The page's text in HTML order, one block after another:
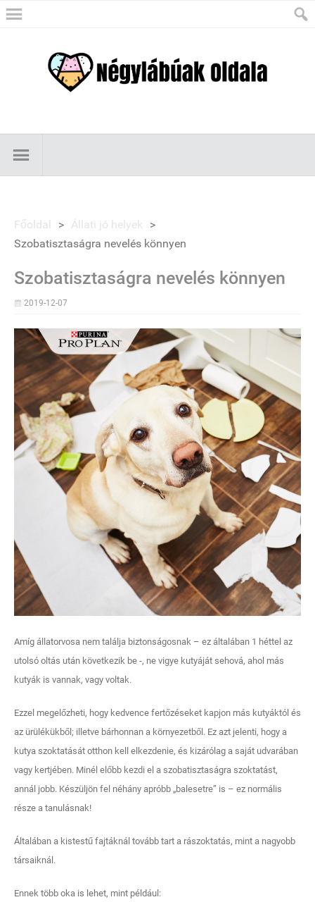
Főoldal > Állati jó helyek
>
Szobatisztaságra nevelés könnyen
Szobatisztaságra nevelés könnyen
2019-12-07
Amíg állatorvosa nem találja biztonságosnak – ez általában 1 héttel az
utolsó oltás után következik be -, ne vigye kutyáját sehová, ahol más
kutyák is vannak, vagy voltak.
Ezzel megelőzheti, hogy kedvence fertőzéseket kapjon más kutyáktól és
az ürülékükből; illetve bárhonnan a környezetből. Ez azt jelenti, hogy a
kutya szoktatását otthon kell elkezdenie, és kizárólag a saját udvarában
vagy kertjében. Minél előbb kezdi el a szobatisztaságra szoktatást,
annál jobb. Készüljön fel néhány apróbb „balesetre” is – ez normális
része a tanulásnak!
Általában a kistestű fajtáknál tovább tart a rászoktatás, mint a nagyobb
társaiknál.
Ennek több oka is lehet, mint például: